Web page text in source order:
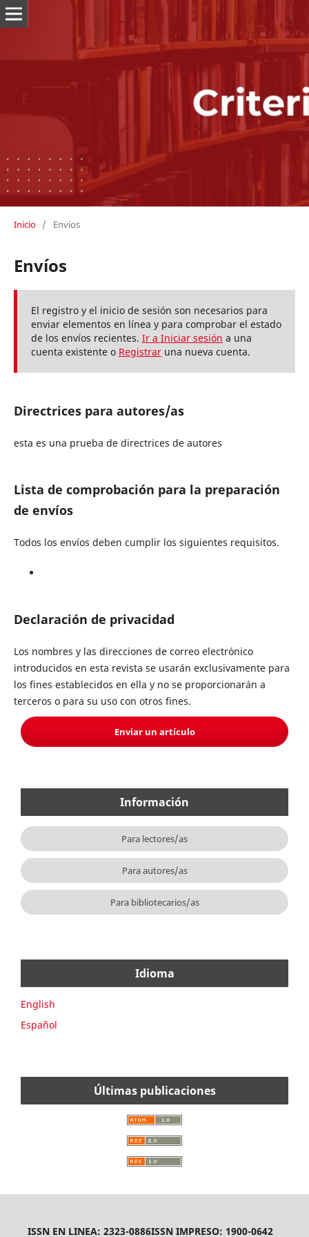
Inicio / Envíos
Envíos
El registro y el inicio de sesión son necesarios para
enviar elementos en línea y para comprobar el estado
de los envíos recientes. Ir a Iniciar sesión a una
cuenta existente o Registraruna nueva cuenta.
Directrices para autores/as
esta es una prueba de directrices de autores
Lista de comprobación para la preparación
de envíos
Todos los envíos deben cumplir los siguientes requisitos.
Declaración de privacidad
Los nombres y las direcciones de correo electrónico
introducidos en esta revista se usarán exclusivamente para
los fines establecidos en ella y no se proporcionarán a
terceros o para su uso con otros fines.
Enviar un artículo
Información
Para lectores/as
Para autores/as
Para bibliotecarios/as
Idioma
English
Español
Últimas publicaciones
ISSN EN LINEA: 2323-0886ISSN IMPRESO: 1900-0642